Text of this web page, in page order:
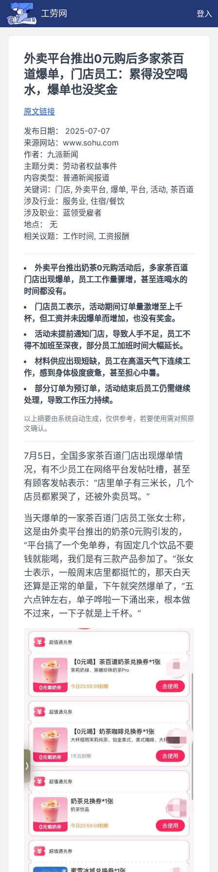
工劳网 登入
外卖平台推出0元购后多家茶百
道爆单，门店员工：累得没空喝
水，爆单也没奖金
原文链接
发布日期： 2025-07-07
来源网站： www.sohu.com
作者： 九派新闻
主题分类： 劳动者权益事件
内容类型： 普通新闻报道
关键词： 门店, 外卖平台, 爆单, 平台, 活动, 茶百道
涉及行业： 服务业, 住宿/餐饮
涉及职业： 蓝领受雇者
地点： 无
相关议题： 工作时间, 工资报酬
外卖平台推出奶茶0元购活动后，多家茶百道
门店出现爆单，员工工作量骤增，甚至连喝水的
时间都没有。
门店员工表示，活动期间订单量激增至上千
杯，但工资并未因爆单而增加，也没有奖金。
活动未提前通知门店，导致人手不足，员工不
得不加班至深夜，部分员工加班时间大幅延长。
材料供应出现短缺，员工在高温天气下连续工
作，感到身体极度疲惫，甚至担心中暑。
部分订单为预订单，活动结束后员工仍需继续
处理，导致工作压力持续。
以上摘要由系统自动生成，仅供参考，若要使用需对照原
文确认。
7月5日，全国多家茶百道门店出现爆单情
况，有不少员工在网络平台发帖吐槽，甚至
有顾客发帖表示：“店里单子有三米长，几个
店员都累哭了，还被外卖员骂。”
当天爆单的一家茶百道门店员工张女士称，
这是由外卖平台推出的奶茶0元购引发的，
“平台搞了一个免单券，有固定几个饮品不要
钱就能喝，我们是有三款产品参加了。”张女
士表示，一般周末店里都挺忙的，那天白天
还算是正常的单量，下午就突然爆单了，“五
六点钟左右，单子哗啦一下涌出来，根本做
不过来，一下子就是上千杯。”